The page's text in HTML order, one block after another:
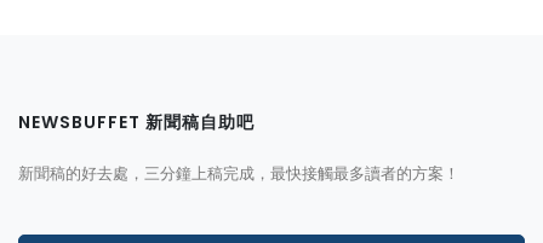
NEWSBUFFET 新聞稿自助吧
新聞稿的好去處，三分鐘上稿完成，最快接觸最多讀者的方案！